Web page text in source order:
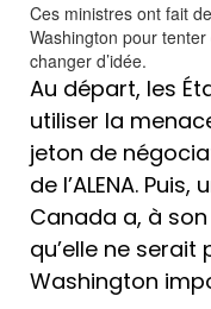
Ces ministres ont fait
Washington pour
changer d’idée.
Au départ, les
utiliser la
jeton de
de l’ALENA.
Canada a, à
qu’elle ne
Washington